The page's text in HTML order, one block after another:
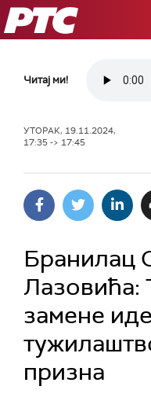
РТС
Читај ми!
УТОРАК, 19.11.2024,
17:35 -> 17:45
Бранилац
Лазовића:
замене
призна